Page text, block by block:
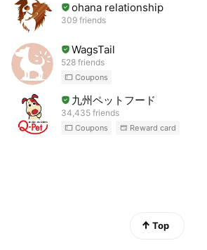
ohana relationship
309 friends
WagsTail
528 friends
Coupons
九州ペットフード
34,435 friends
Coupons Reward card
Top